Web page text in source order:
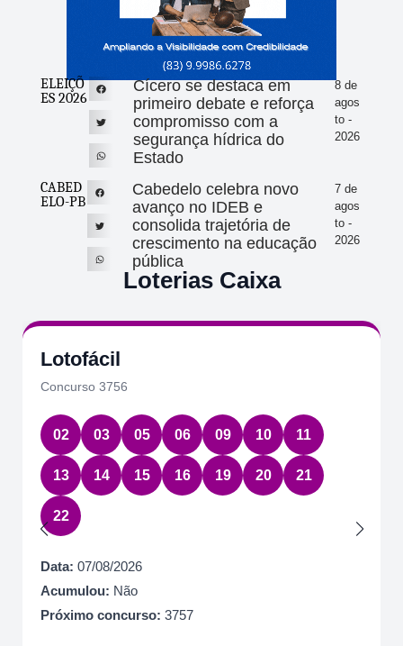
ELEIÇÕ
ES 2026
Cícero se destaca em
primeiro debate e reforça
compromisso com a
segurança hídrica do
Estado
8 de
agos
to -
2026
CABED
ELO-PB
Cabedelo celebra novo
avanço no IDEB e
consolida trajetória de
crescimento na educação
pública
7 de
agos
to -
2026
Loterias Caixa
Lotofácil
Concurso 3756
02 03 05 06 09 10 11
13 14 15 16 19 20 21
22
Data: 07/08/2026
Acumulou: Não
Próximo concurso: 3757